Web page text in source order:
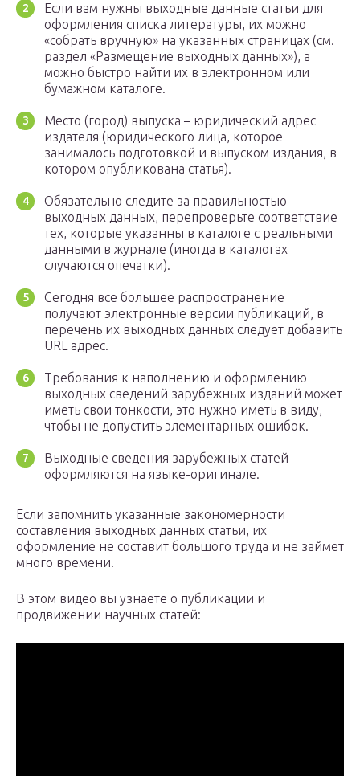
Если вам нужны выходные данные статьи для
оформления списка литературы, их можно
«собрать вручную» на указанных страницах (см.
раздел «Размещение выходных данных»), а
можно быстро найти их в электронном или
бумажном каталоге.
Место (город) выпуска – юридический адрес
издателя (юридического лица, которое
занималось подготовкой и выпуском издания, в
котором опубликована статья).
Обязательно следите за правильностью
выходных данных, перепроверьте соответствие
тех, которые указанны в каталоге с реальными
данными в журнале (иногда в каталогах
случаются опечатки).
Сегодня все большее распространение
получают электронные версии публикаций, в
перечень их выходных данных следует добавить
URL адрес.
Требования к наполнению и оформлению
выходных сведений зарубежных изданий может
иметь свои тонкости, это нужно иметь в виду,
чтобы не допустить элементарных ошибок.
Выходные сведения зарубежных статей
оформляются на языке-оригинале.
Если запомнить указанные закономерности
составления выходных данных статьи, их
оформление не составит большого труда и не займет
много времени.
В этом видео вы узнаете о публикации и
продвижении научных статей: